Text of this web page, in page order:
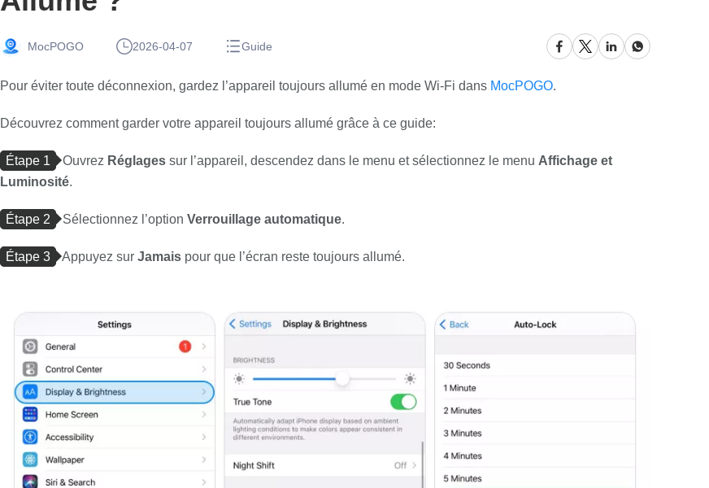
MocPOGO 2026-04-07 Guide
Pour éviter toute déconnexion, gardez l’appareil toujours allumé en mode Wi-Fi dans MocPOGO.
Découvrez comment garder votre appareil toujours allumé grâce à ce guide:
Étape 1 Ouvrez Réglages sur l’appareil, descendez dans le menu et sélectionnez le menu Affichage et
Luminosité.
Étape 2 Sélectionnez l’option Verrouillage automatique.
Étape 3 Appuyez sur Jamais pour que l’écran reste toujours allumé.